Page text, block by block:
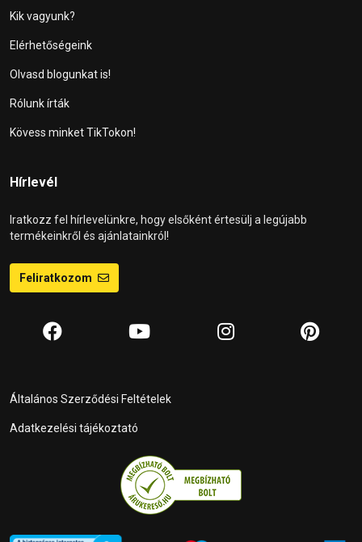
Kik vagyunk?
Elérhetőségeink
Olvasd blogunkat is!
Rólunk írták
Kövess minket TikTokon!
Hírlevél
Iratkozz fel hírlevelünkre, hogy elsőként értesülj a legújabb
termékeinkről és ajánlatainkról!
Feliratkozom
Általános Szerződési Feltételek
Adatkezelési tájékoztató